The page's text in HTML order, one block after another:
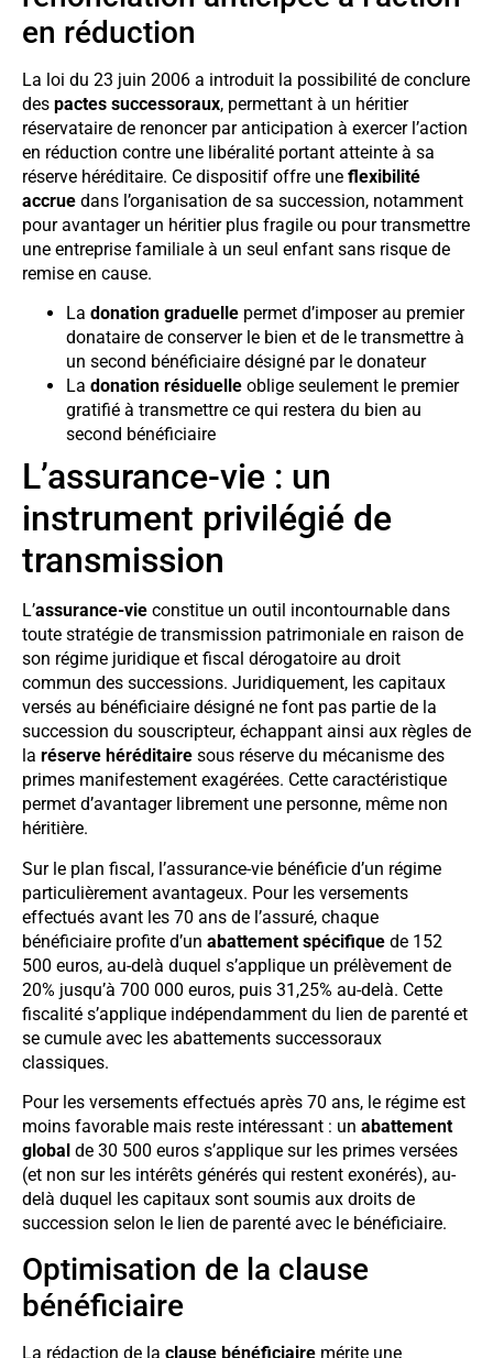
en réduction
La loi du 23 juin 2006 a introduit la possibilité de conclure
des pactes successoraux, permettant à un héritier
réservataire de renoncer par anticipation à exercer l’action
en réduction contre une libéralité portant atteinte à sa
réserve héréditaire. Ce dispositif offre une flexibilité
accrue dans l’organisation de sa succession, notamment
pour avantager un héritier plus fragile ou pour transmettre
une entreprise familiale à un seul enfant sans risque de
remise en cause.
La donation graduelle permet d’imposer au premier
donataire de conserver le bien et de le transmettre à
un second bénéficiaire désigné par le donateur
La donation résiduelle oblige seulement le premier
gratifié à transmettre ce qui restera du bien au
second bénéficiaire
L’assurance-vie : un
instrument privilégié de
transmission
L’assurance-vie constitue un outil incontournable dans
toute stratégie de transmission patrimoniale en raison de
son régime juridique et fiscal dérogatoire au droit
commun des successions. Juridiquement, les capitaux
versés au bénéficiaire désigné ne font pas partie de la
succession du souscripteur, échappant ainsi aux règles de
la réserve héréditaire sous réserve du mécanisme des
primes manifestement exagérées. Cette caractéristique
permet d’avantager librement une personne, même non
héritière.
Sur le plan fiscal, l’assurance-vie bénéficie d’un régime
particulièrement avantageux. Pour les versements
effectués avant les 70 ans de l’assuré, chaque
bénéficiaire profite d’un abattement spécifique de 152
500 euros, au-delà duquel s’applique un prélèvement de
20% jusqu’à 700 000 euros, puis 31,25% au-delà. Cette
fiscalité s’applique indépendamment du lien de parenté et
se cumule avec les abattements successoraux
classiques.
Pour les versements effectués après 70 ans, le régime est
moins favorable mais reste intéressant : un abattement
global de 30 500 euros s’applique sur les primes versées
(et non sur les intérêts générés qui restent exonérés), au-
delà duquel les capitaux sont soumis aux droits de
succession selon le lien de parenté avec le bénéficiaire.
Optimisation de la clause
bénéficiaire
La rédaction de la clause bénéficiaire mérite une